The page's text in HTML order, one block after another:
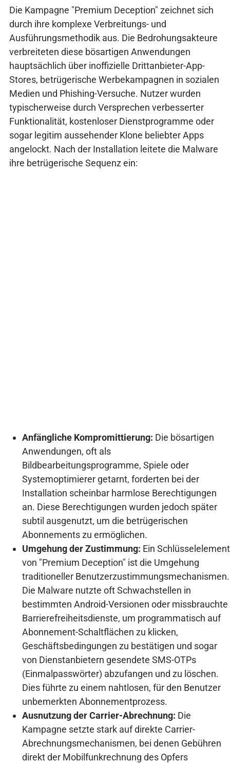
Die Kampagne "Premium Deception" zeichnet sich
durch ihre komplexe Verbreitungs- und
Ausführungsmethodik aus. Die Bedrohungsakteure
verbreiteten diese bösartigen Anwendungen
hauptsächlich über inoffizielle Drittanbieter-App-
Stores, betrügerische Werbekampagnen in sozialen
Medien und Phishing-Versuche. Nutzer wurden
typischerweise durch Versprechen verbesserter
Funktionalität, kostenloser Dienstprogramme oder
sogar legitim aussehender Klone beliebter Apps
angelockt. Nach der Installation leitete die Malware
ihre betrügerische Sequenz ein:
Anfängliche Kompromittierung: Die bösartigen
Anwendungen, oft als
Bildbearbeitungsprogramme, Spiele oder
Systemoptimierer getarnt, forderten bei der
Installation scheinbar harmlose Berechtigungen
an. Diese Berechtigungen wurden jedoch später
subtil ausgenutzt, um die betrügerischen
Abonnements zu ermöglichen.
Umgehung der Zustimmung: Ein Schlüsselelement
von "Premium Deception" ist die Umgehung
traditioneller Benutzerzustimmungsmechanismen.
Die Malware nutzte oft Schwachstellen in
bestimmten Android-Versionen oder missbrauchte
Barrierefreiheitsdienste, um programmatisch auf
Abonnement-Schaltflächen zu klicken,
Geschäftsbedingungen zu bestätigen und sogar
von Dienstanbietern gesendete SMS-OTPs
(Einmalpasswörter) abzufangen und zu löschen.
Dies führte zu einem nahtlosen, für den Benutzer
unbemerkten Abonnementprozess.
Ausnutzung der Carrier-Abrechnung: Die
Kampagne setzte stark auf direkte Carrier-
Abrechnungsmechanismen, bei denen Gebühren
direkt der Mobilfunkrechnung des Opfers